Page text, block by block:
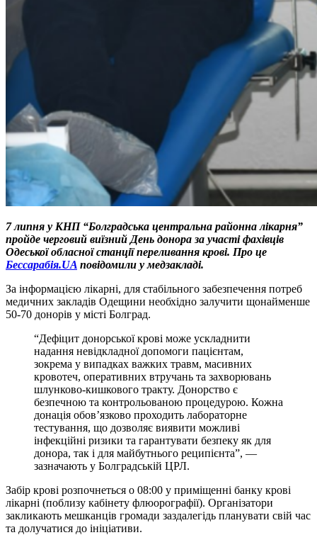
7 липня у КНП “Болградська центральна районна лікарня”
пройде черговий виїзний День донора за участі фахівців
Одеської обласної станції переливання крові. Про це
Бессарабія.UA повідомили у медзакладі.
За інформацією лікарні, для стабільного забезпечення потреб
медичних закладів Одещини необхідно залучити щонайменше
50-70 донорів у місті Болград.
“Дефіцит донорської крові може ускладнити
надання невідкладної допомоги пацієнтам,
зокрема у випадках важких травм, масивних
кровотеч, оперативних втручань та захворювань
шлунково-кишкового тракту. Донорство є
безпечною та контрольованою процедурою. Кожна
донація обов’язково проходить лабораторне
тестування, що дозволяє виявити можливі
інфекційні ризики та гарантувати безпеку як для
донора, так і для майбутнього реципієнта”, —
зазначають у Болградській ЦРЛ.
Забір крові розпочнеться о 08:00 у приміщенні банку крові
лікарні (поблизу кабінету флюорографії). Організатори
закликають мешканців громади заздалегідь планувати свій час
та долучатися до ініціативи.